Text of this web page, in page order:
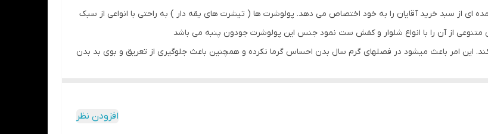
ای از سبد خرید آقایان را به خود اختصاص می دهد. پولوشرت ها ( تیشرت های یقه دار ) به راحتی با انواعی از سبک
از آن را با انواع شلوار و کفش ست نمود جنس این پولوشرت جودون پنبه می باشد
این امر باعث میشود در فصلهای گرم سال بدن احساس گرما نکرده و همچنین باعث جلوگیری از تعریق و بوی بد بدن
افزودن نظر